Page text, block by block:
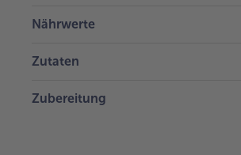
Nährwerte
Zutaten
Zubereitung